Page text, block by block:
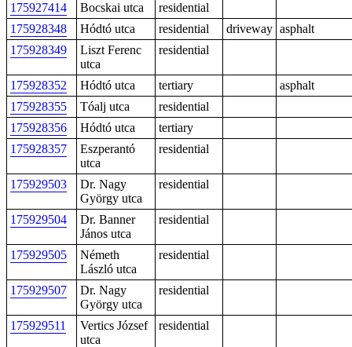
175927414
Bocskai utca
residential
175928348
Hódtó utca residential driveway asphalt
175928349
Liszt Ferenc
utca
residential
175928352 Hódtó utca tertiary
asphalt
175928355
Tóalj utca
residential
175928356
Hódtó utca
tertiary
175928357
Eszperantó
utca
residential
175929503
Dr. Nagy
György utca
residential
175929504
Dr. Banner
János utca
residential
175929505
Németh
László utca
residential
175929507
Dr. Nagy
György utca
residential
175929511
Vertics József
utca
residential